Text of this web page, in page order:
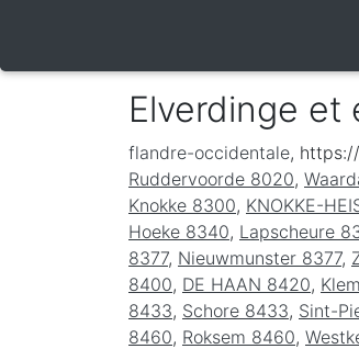
Elverdinge et
flandre-occidentale,
Ruddervoorde 8020,
Knokke 8300, KNOKKE-
Hoeke 8340, Lapscheure
8377, Nieuwmunster 8377,
8400, DE HAAN 8420,
8433, Schore 8433, Sint-
8460, Roksem 8460,